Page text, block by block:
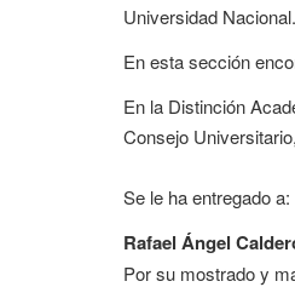
Universidad Nacional.
En esta sección
En la Distinción
Consejo
Se le ha entregado a:
Rafael Ángel
Por su mostrado y